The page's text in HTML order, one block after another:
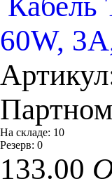
60W,
На складе: 10
Резерв: 0
133.00